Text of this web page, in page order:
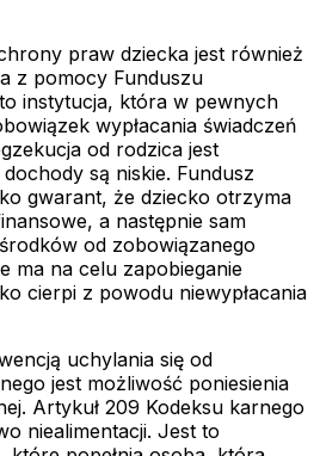
praw dziecka jest również
z pomocy Funduszu
instytucja, która w pewnych
wypłacania świadczeń
od rodzica jest
są niskie. Fundusz
gwarant, że dziecko otrzyma
a następnie sam
od zobowiązanego
ma na celu zapobieganie
cierpi z powodu niewypłacania
uchylania się od
jest możliwość poniesienia
Artykuł 209 Kodeksu karnego
niealimentacji. Jest to